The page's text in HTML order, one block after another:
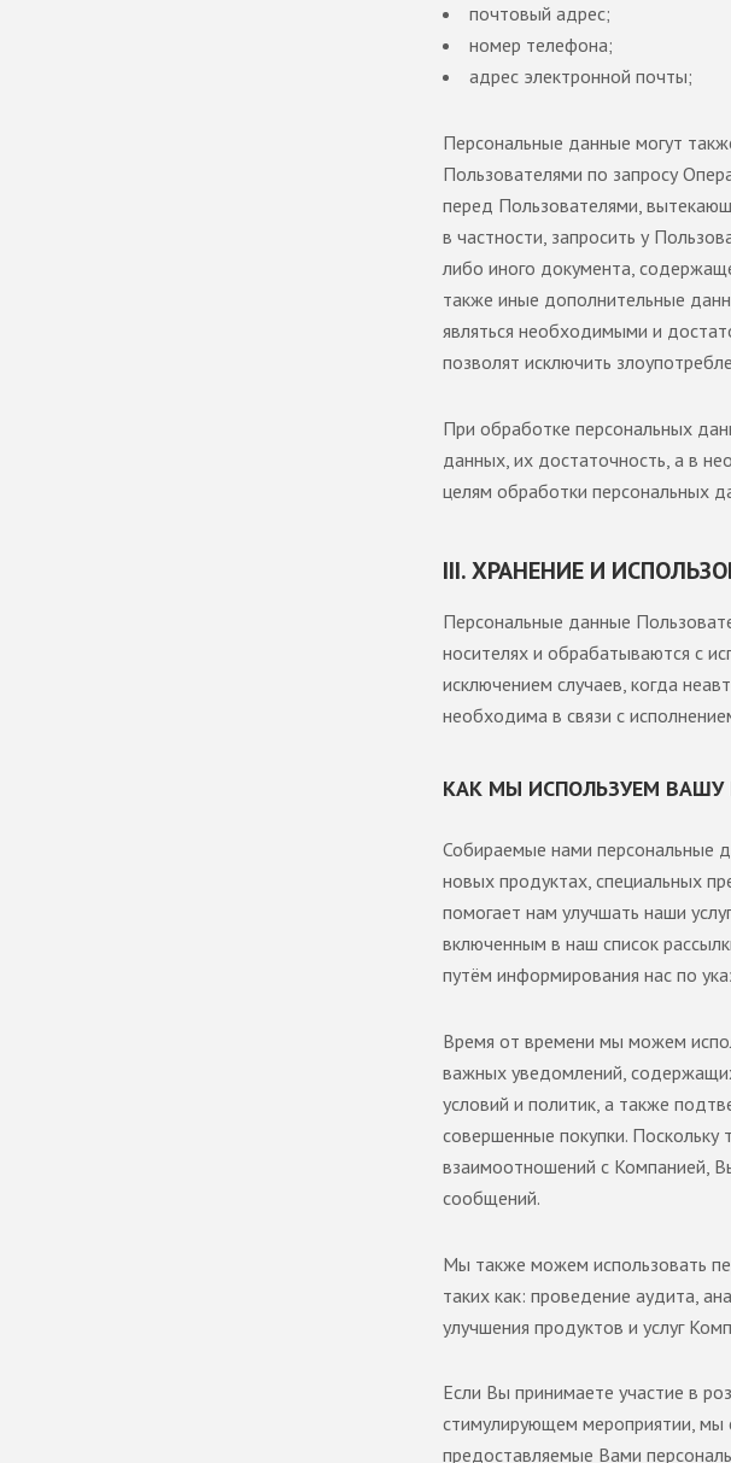
почтовый адрес;
номер телефона;
адрес электронной почты;
Персональные данные могут
Пользователями по запросу
перед Пользователями,
в частности, запросить у
либо иного документа,
также иные дополнительные
являться необходимыми и
позволят исключить
При обработке персональных
данных, их достаточность, а в
целям обработки персональных
III. ХРАНЕНИЕ И
Персональные данные
носителях и обрабатываются с
исключением случаев, когда
необходима в связи с
КАК МЫ ИСПОЛЬЗУЕМ
Собираемые нами персональные
новых продуктах, специальных
помогает нам улучшать наши
включенным в наш список
путём информирования нас по
Время от времени мы можем
важных уведомлений,
условий и политик, а также
совершенные покупки.
взаимоотношений с Компанией,
сообщений.
Мы также можем использовать
таких как: проведение аудита,
улучшения продуктов и услуг
Если Вы принимаете участие в
стимулирующем мероприятии, мы
предоставляемые Вами